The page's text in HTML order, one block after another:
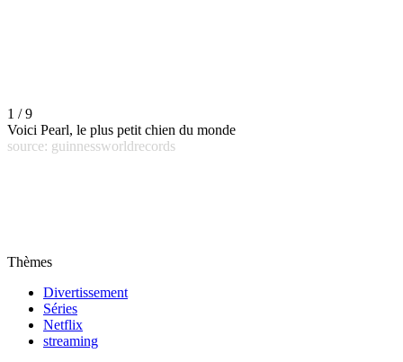
1 / 9
Voici Pearl, le plus petit chien du monde
source: guinnessworldrecords
Thèmes
Divertissement
Séries
Netflix
streaming